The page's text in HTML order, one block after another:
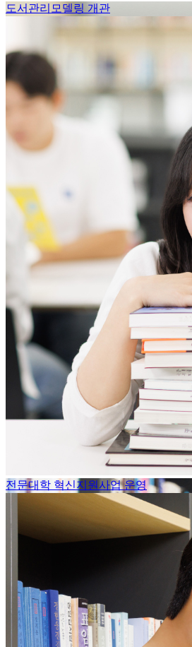
도서관리모델링 개관
전문대학 혁신지원사업 운영